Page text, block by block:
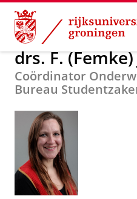
Skip
Content
Skip
Navigation
Over ons drs. F.
drs. F.
Coördinator
Bureau